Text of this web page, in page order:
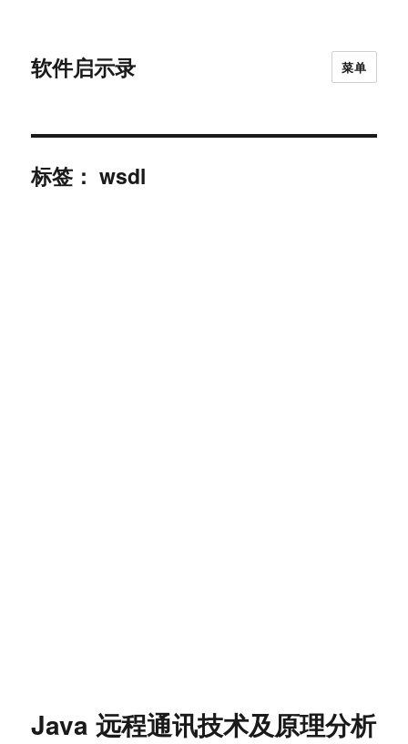
软件启示录 菜单
标签：wsdl
Java 远程通讯技术及原理分析